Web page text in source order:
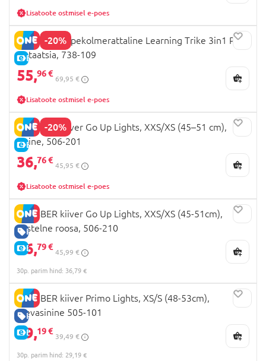
Lisatoote ostmisel e-poes
-20%
E-HIND
GLOBBER õppekolmerattaline Learning Trike 3in1 Plus,
pistaatsia, 738-109
55,96 €
69,95 €
Lisatoote ostmisel e-poes
-20%
E-HIND
GLOBBER kiiver Go Up Lights, XXS/XS (45–51 cm),
sinine, 506-201
36,76 €
45,95 €
Lisatoote ostmisel e-poes
HEA HIND
E-HIND
GLOBBER kiiver Go Up Lights, XXS/XS (45-51cm),
pastelne roosa, 506-210
36,79 €
45,99 €
30p. parim hind: 36,79 €
HEA HIND
E-HIND
GLOBBER kiiver Primo Lights, XS/S (48-53cm),
taevasinine 505-101
29,19 €
39,49 €
30p. parim hind: 29,19 €